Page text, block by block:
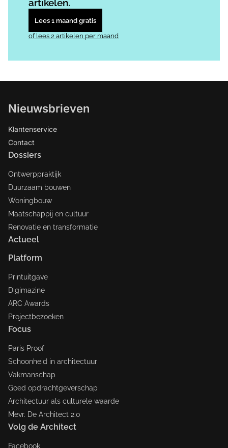
artikelen.
Lees 1 maand gratis
of lees 2 artikelen per maand
Nieuwsbrieven
Klantenservice
Contact
Dossiers
Ontwerppraktijk
Duurzaam bouwen
Woningbouw
Maatschappij en cultuur
Renovatie en transformatie
Actueel
Platform
Printuitgave
Digimazine
ARC Awards
Projectbezoeken
Focus
Paris Proof
Schoonheid in architectuur
Vakmanschap
Goed opdrachtgeverschap
Architectuur als culturele waarde
Mevr. De Architect 2.0
Volg de Architect
Facebook